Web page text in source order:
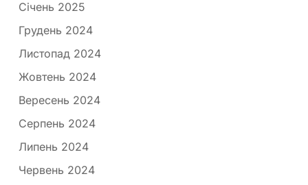
Січень 2025
Грудень 2024
Листопад 2024
Жовтень 2024
Вересень 2024
Серпень 2024
Липень 2024
Червень 2024